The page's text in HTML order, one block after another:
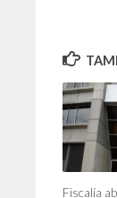
Fiscalía